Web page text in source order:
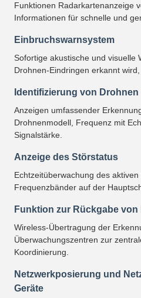
Funktionen Radarkartenanzeige
Informationen für schnelle und
Einbruchswarnsystem
Sofortige akustische und visuelle
Drohnen-Eindringen erkannt
Identifizierung von Drohnen
Anzeigen umfassender
Drohnenmodell, Frequenz mit
Signalstärke.
Anzeige des Störstatus
Echtzeitüberwachung des
Frequenzbänder auf der
Funktion zur Rückgabe von
Wireless-Übertragung der
Überwachungszentren zur
Koordinierung.
Netzwerkposierung und
Geräte